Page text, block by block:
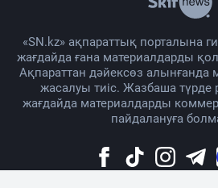
«SN.kz» ақпараттық порталына
жағдайда ғана материалдарды
Ақпараттан дәйексөз алынғанда
жасалуы тиіс. Жазбаша түрде
жағдайда материалдарды
пайдалануға